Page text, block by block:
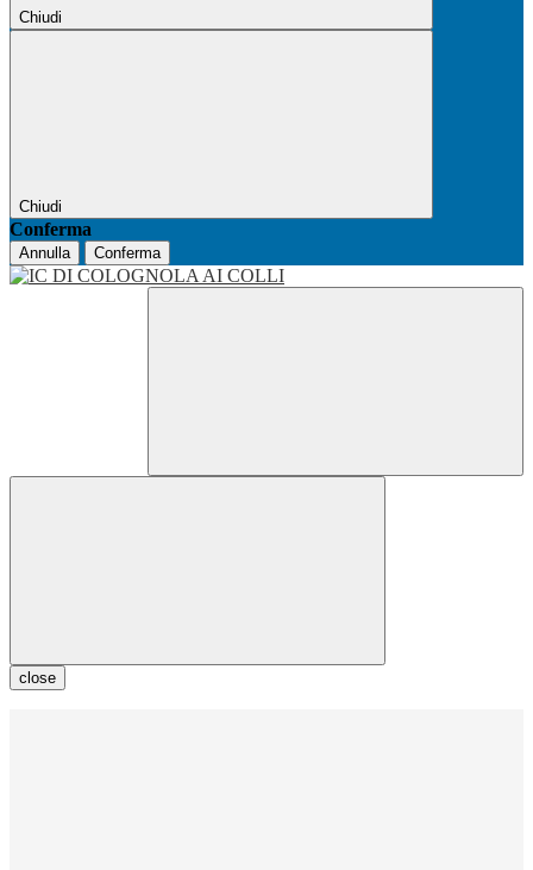
Chiudi
Chiudi
Conferma
Annulla Conferma
close